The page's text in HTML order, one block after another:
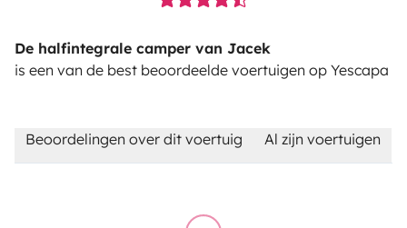
De halfintegrale camper van Jacek
is een van de best beoordeelde voertuigen op Yescapa
Beoordelingen over dit voertuig Al zijn voertuigen